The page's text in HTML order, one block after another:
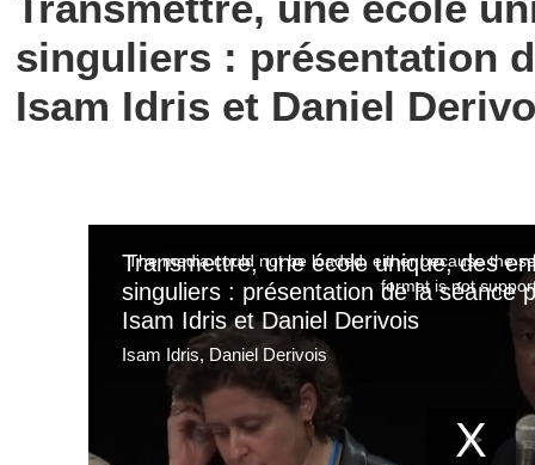
singuliers : présentation
Isam Idris et Daniel